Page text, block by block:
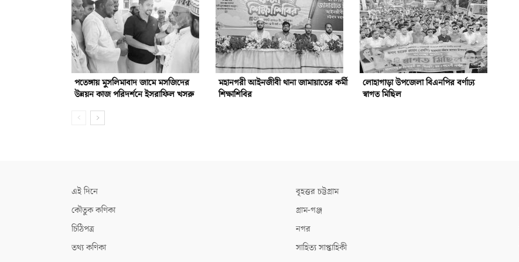
পতেঙ্গায় মুসলিমাবাদ জামে মসজিদের
উন্নয়ন কাজ পরিদর্শনে ইসরাফিল খসরু
মহানগরী আইনজীবী থানা জামায়াতের কর্মী
শিক্ষাশিবির
লোহাগাড়া উপজেলা বিএনপির বর্ণাঢ্য
স্বাগত মিছিল
এই দিনে
কৌতুক কণিকা
চিঠিপত্র
তথ্য কণিকা
বৃহত্তর চট্টগ্রাম
গ্রাম-গঞ্জ
নগর
সাহিত্য সাপ্তাহিকী